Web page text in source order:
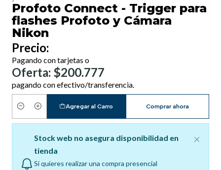
Profoto Connect - Trigger para
flashes Profoto y Cámara
Nikon
Precio:
Pagando con tarjetas o
Oferta: $200.777
pagando con efectivo/transferencia.
Cantidad
Agregar al Carro Comprar ahora
Stock web no asegura disponibilidad en
tienda
Si quieres realizar una compra presencial